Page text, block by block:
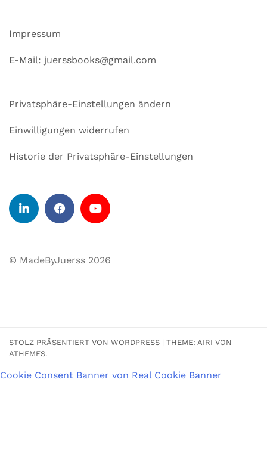
Impressum
E-Mail: juerssbooks@gmail.com
Privatsphäre-Einstellungen ändern
Einwilligungen widerrufen
Historie der Privatsphäre-Einstellungen
© MadeByJuerss 2026
STOLZ PRÄSENTIERT VON WORDPRESS | THEME: AIRI VON
ATHEMES.
Cookie Consent Banner von Real Cookie Banner